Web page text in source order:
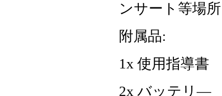
ンサート等場所
附属品:
1x 使用指導書
2x バッテリ―